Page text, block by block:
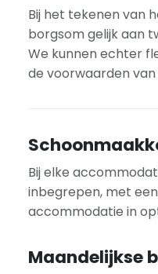
Bij het tekenen van
borgsom gelijk aan
We kunnen echter
de voorwaarden
Bij elke
inbegrepen, met
accommodatie in
Maandelijkse